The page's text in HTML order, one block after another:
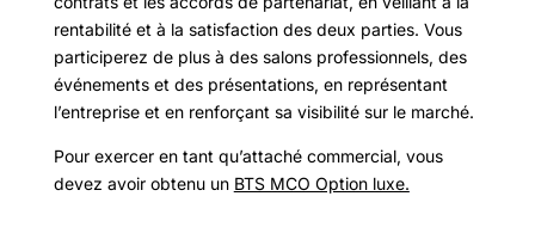
rentabilité et à la satisfaction des deux parties. Vous
participerez de plus à des salons professionnels, des
événements et des présentations, en représentant
l’entreprise et en renforçant sa visibilité sur le marché.
Pour exercer en tant qu’attaché commercial, vous
devez avoir obtenu un BTS MCO Option luxe.